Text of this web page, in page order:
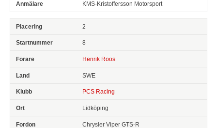
KMS-Kristoffersson Motorsport
2
8
Henrik Roos
SWE
PCS Racing
Lidköping
Chrysler Viper GTS-R